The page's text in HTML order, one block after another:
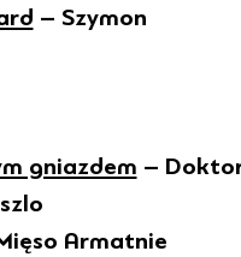
– Szymon
gniazdem –
Armatnie